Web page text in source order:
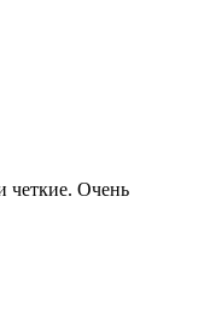
четкие. Очень